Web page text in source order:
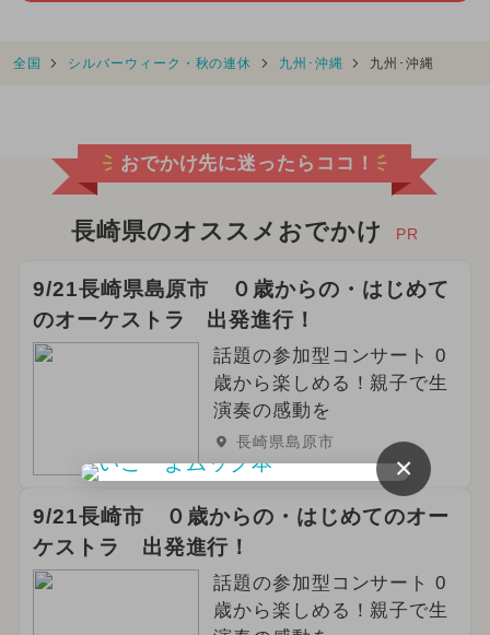
全国 シルバーウィーク・秋の連休 九州･沖縄 九州･沖縄
おでかけ先に迷ったらココ！
長崎県のオススメおでかけ PR
9/21長崎県島原市 ０歳からの・はじめて
のオーケストラ 出発進行！
話題の参加型コンサート 0
歳から楽しめる！親子で生
演奏の感動を
長崎県島原市
9/21長崎市 ０歳からの・はじめてのオー
ケストラ 出発進行！
話題の参加型コンサート 0
歳から楽しめる！親子で生
×